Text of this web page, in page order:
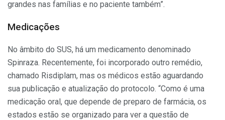
grandes nas famílias e no paciente também”.
Medicações
No âmbito do SUS, há um medicamento denominado
Spinraza. Recentemente, foi incorporado outro remédio,
chamado Risdiplam, mas os médicos estão aguardando
sua publicação e atualização do protocolo. “Como é uma
medicação oral, que depende de preparo de farmácia, os
estados estão se organizado para ver a questão de